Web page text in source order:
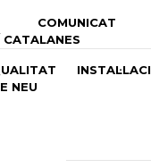
COMUNICAT
CATALANES
NEU